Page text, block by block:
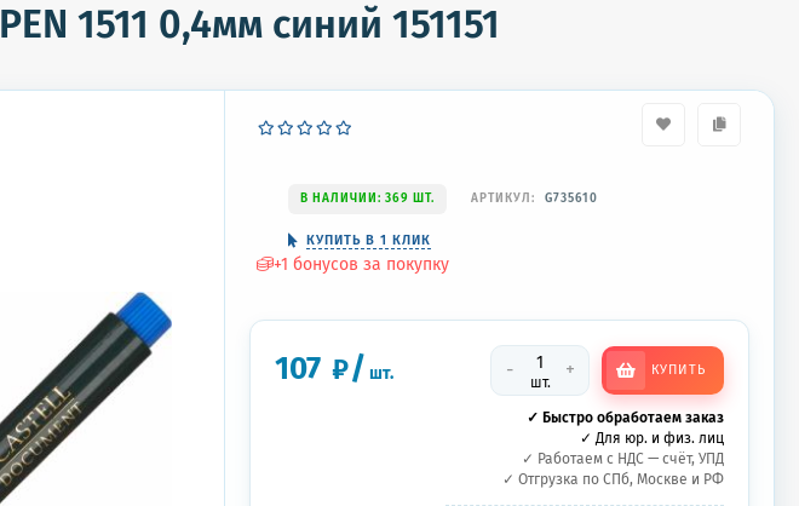
1511 0,4мм синий 151151
В НАЛИЧИИ: 369 ШТ. АРТИКУЛ: G735610
КУПИТЬ В 1 КЛИК
+1 бонусов за покупку
107 ₽/ шт. -
шт.
+ КУПИТЬ
✓ Быстро обработаем заказ
✓ Для юр. и физ. лиц
✓ Работаем с НДС — счёт, УПД
✓ Отгрузка по СПб, Москве и РФ